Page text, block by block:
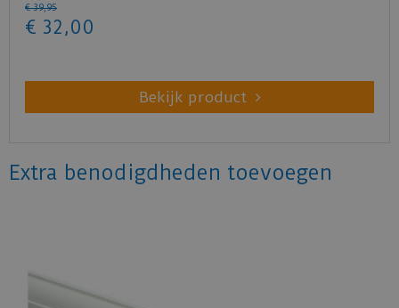
€ 39,95
€ 32 ,00
Bekijk product
Extra benodigdheden toevoegen